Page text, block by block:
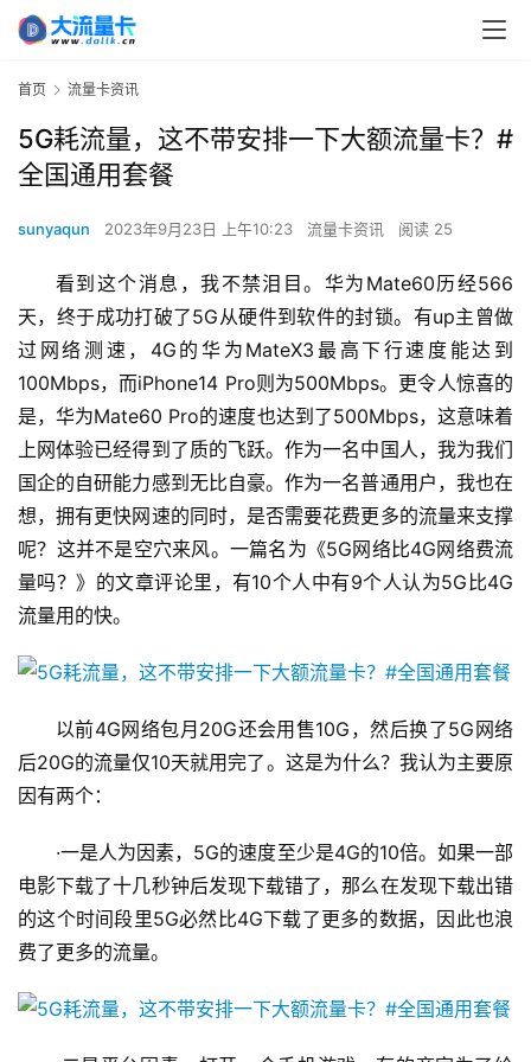
首页 流量卡资讯
5G耗流量，这不带安排一下大额流量卡？#
全国通用套餐
sunyaqun 2023年9月23日 上午10:23 流量卡资讯 阅读 25
看到这个消息，我不禁泪目。华为Mate60历经566
天，终于成功打破了5G从硬件到软件的封锁。有up主曾做
过网络测速，4G的华为MateX3最高下行速度能达到
100Mbps，而iPhone14 Pro则为500Mbps。更令人惊喜的
是，华为Mate60 Pro的速度也达到了500Mbps，这意味着
上网体验已经得到了质的飞跃。作为一名中国人，我为我们
国企的自研能力感到无比自豪。作为一名普通用户，我也在
想，拥有更快网速的同时，是否需要花费更多的流量来支撑
呢？这并不是空穴来风。一篇名为《5G网络比4G网络费流
量吗？》的文章评论里，有10个人中有9个人认为5G比4G
流量用的快。
以前4G网络包月20G还会用售10G，然后换了5G网络
后20G的流量仅10天就用完了。这是为什么？我认为主要原
因有两个：
·一是人为因素，5G的速度至少是4G的10倍。如果一部
电影下载了十几秒钟后发现下载错了，那么在发现下载出错
的这个时间段里5G必然比4G下载了更多的数据，因此也浪
费了更多的流量。